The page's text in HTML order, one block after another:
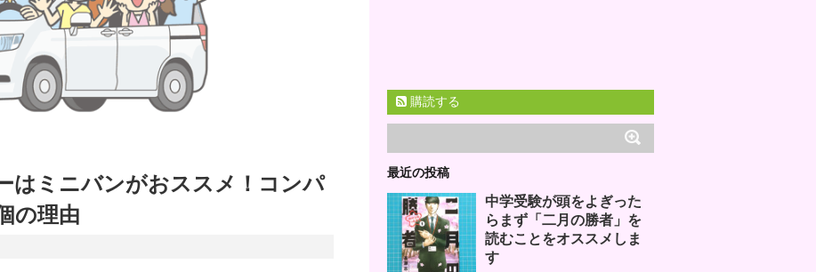
はミニバンがおススメ！コンパ
の理由
購読する
最近の投稿
中学受験が頭をよぎった
らまず「二月の勝者」を
読むことをオススメしま
す